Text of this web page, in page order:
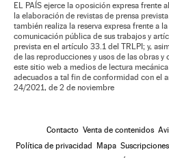
EL PAÍS ejerce la oposición expresa frente
la elaboración de revistas de prensa
también realiza la reserva expresa frente a
comunicación pública de sus trabajos y
prevista en el artículo 33.1 del TRLPI; y,
de las reproducciones y usos de las obras
este sitio web a medios de lectura
adecuados a tal fin de conformidad con el
24/2021, de 2 de noviembre
Contacto Venta de contenidos
Política de privacidad
Mapa